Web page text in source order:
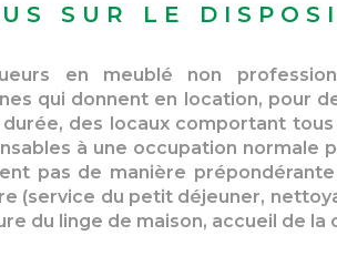
SUR LE
en meublé non
qui donnent en location, pour
des locaux comportant
à une occupation normale
pas de manière
(service du petit déjeuner,
du linge de maison, accueil de la